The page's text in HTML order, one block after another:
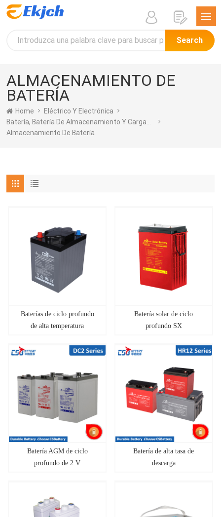
Search
ALMACENAMIENTO DE
BATERÍA
Home
Eléctrico Y Electrónica
Almacenamiento De Batería
Baterías de ciclo profundo
de alta temperatura
Batería solar de ciclo
profundo SX
Batería AGM de ciclo
profundo de 2 V
Batería de alta tasa de
descarga